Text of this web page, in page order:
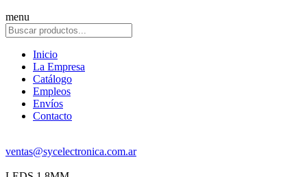
menu
Inicio
La Empresa
Catálogo
Empleos
Envíos
Contacto
ventas@sycelectronica.com.ar